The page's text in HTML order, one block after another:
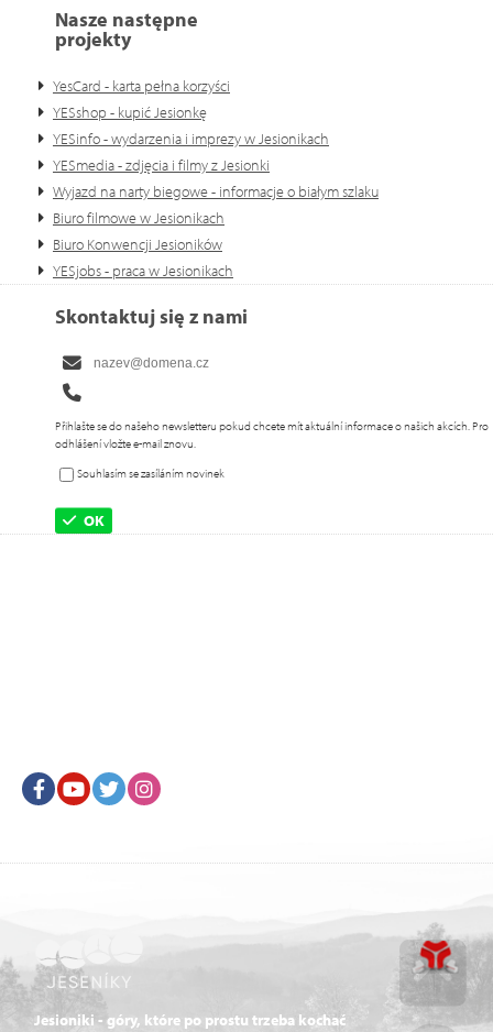
Nasze następne
projekty
YesCard - karta pełna korzyści
YESshop - kupić Jesionkę
YESinfo - wydarzenia i imprezy w Jesionikach
YESmedia - zdjęcia i filmy z Jesionki
Wyjazd na narty biegowe - informacje o białym szlaku
Biuro filmowe w Jesionikach
Biuro Konwencji Jesioników
YESjobs - praca w Jesionikach
Skontaktuj się z nami
Přihlašte se do našeho newsletteru pokud chcete mít aktuální informace o našich akcích. Pro
odhlášení vložte e-mail znovu.
Souhlasím se zasíláním novinek
OK
FacebookYoutubeTwitter
Jesioniki - góry, które po prostu trzeba kochać